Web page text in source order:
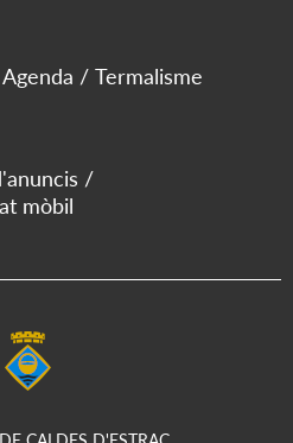
Agenda Termalisme
mòbil